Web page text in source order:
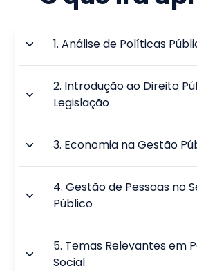
1.Análise de Políticas
2. Introdução ao Direito
Legislação
3. Economia na Gestão
4.Gestão de Pessoas no
Público
5. Temas Relevantes em
Social